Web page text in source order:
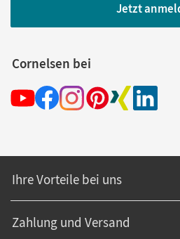
Jetzt
Cornelsen bei
Ihre Vorteile bei uns
Zahlung und Versand